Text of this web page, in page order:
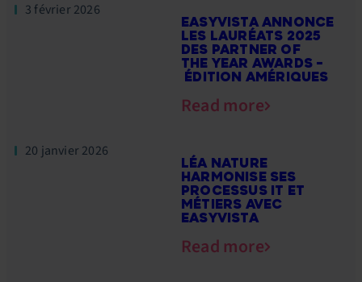
3 février 2026
EASYVISTA ANNONCE
LES LAURÉATS 2025
DES PARTNER OF
THE YEAR AWARDS –
ÉDITION AMÉRIQUES
Read more
20 janvier 2026
LÉA NATURE
HARMONISE SES
PROCESSUS IT ET
MÉTIERS AVEC
EASYVISTA
Read more